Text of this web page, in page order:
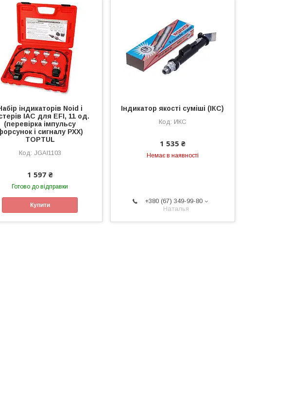
індикаторів Noid і
IAC для EFI, 11 од.
(перевірка імпульсу
і сигналу РХХ)
TOPTUL
JGAI1103
1 597 ₴
Готово до відправки
Купити
Індикатор якості суміші (ІКС)
ИКС
1 535 ₴
Немає в наявності
+380 (67) 349-99-80
Наталья